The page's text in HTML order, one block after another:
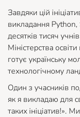
Завдяки цій
викладання Python,
десятків тисяч
Міністерства
готує українську
технологічному
Один з учасників
як я викладаю для
таких ініціатив!».